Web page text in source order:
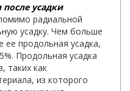
усадки
радиальной
усадку. Чем больше
продольная усадка,
Продольная усадка
таких как
из которого